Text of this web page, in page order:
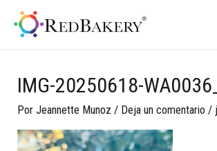
IMG-20250618-
PorJeannette Munoz / Deja un comentario /